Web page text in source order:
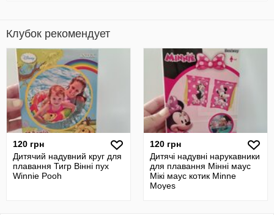
Клубок рекомендует
120 грн
Дитячий надувний круг для
плавання Тигр Вінні пух
Winnie Pooh
120 грн
Дитячі надувні нарукавники
для плавання Мінні маус
Мікі маус котик Minne
Moyes